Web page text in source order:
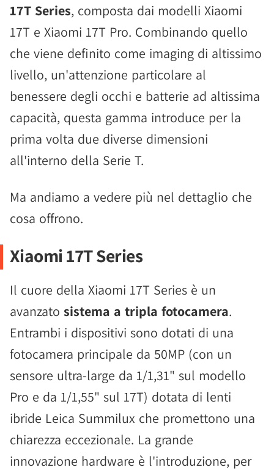
17T Series, composta dai modelli Xiaomi
17T e Xiaomi 17T Pro. Combinando quello
che viene definito come imaging di altissimo
livello, un'attenzione particolare al
benessere degli occhi e batterie ad altissima
capacità, questa gamma introduce per la
prima volta due diverse dimensioni
all'interno della Serie T.
Ma andiamo a vedere più nel dettaglio che
cosa offrono.
Xiaomi 17T Series
Il cuore della Xiaomi 17T Series è un
avanzato sistema a tripla fotocamera.
Entrambi i dispositivi sono dotati di una
fotocamera principale da 50MP (con un
sensore ultra-large da 1/1,31" sul modello
Pro e da 1/1,55" sul 17T) dotata di lenti
ibride Leica Summilux che promettono una
chiarezza eccezionale. La grande
innovazione hardware è l'introduzione, per